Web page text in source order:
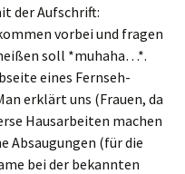
der Aufschrift:
vorbei und fragen
soll *muhaha…*.
eines Fernseh-
erklärt uns (Frauen, da
Hausarbeiten machen
Absaugungen (für die
bei der bekannten